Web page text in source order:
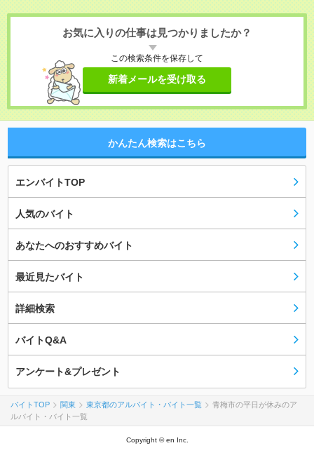
お気に入りの仕事は見つかりましたか？
この検索条件を保存して
新着メールを受け取る
かんたん検索はこちら
エンバイトTOP
人気のバイト
あなたへのおすすめバイト
最近見たバイト
詳細検索
バイトQ&A
アンケート&プレゼント
バイトTOP 関東 東京都のアルバイト・バイト一覧
青梅市の平日が休みのア
ルバイト・バイト一覧
Copyright © en Inc.